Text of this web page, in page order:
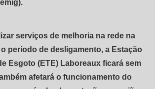
serviços de melhoria na rede na
período de desligamento, a Estação
Esgoto (ETE) Laboreaux ficará sem
afetará o funcionamento do